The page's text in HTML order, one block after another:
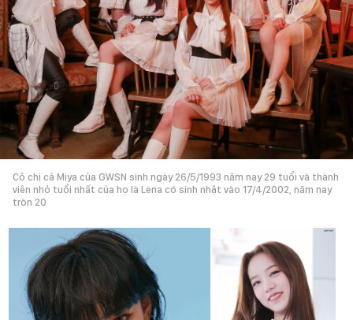
Cô chị cả Miya của GWSN sinh ngày 26/5/1993 năm nay 29 tuổi và thành
viên nhỏ tuổi nhất của họ là Lena có sinh nhật vào 17/4/2002, năm nay
tròn 20